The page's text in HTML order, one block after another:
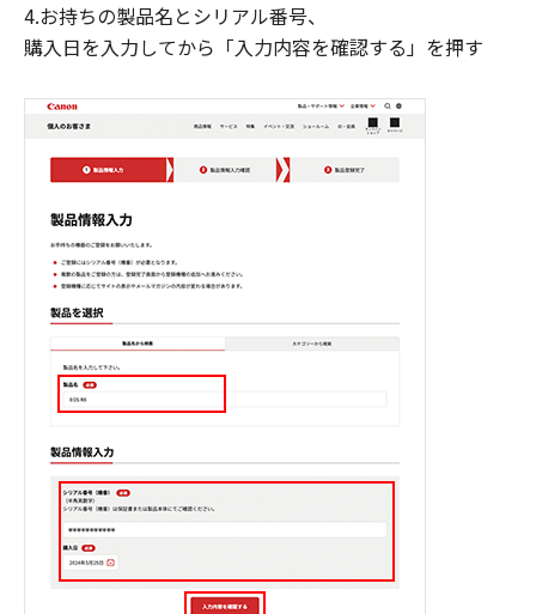
4.お持ちの製品名とシリアル番号、
購入日を入力してから「入力内容を確認する」を押す